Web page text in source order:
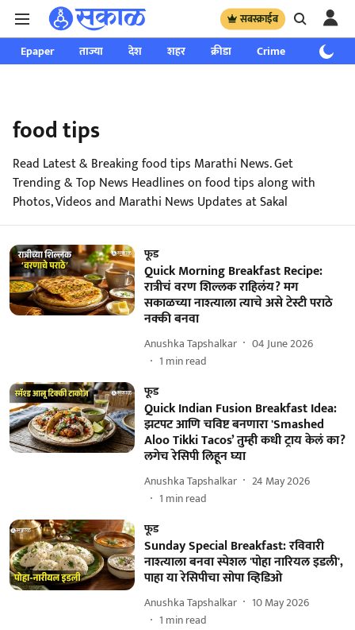
सबस्क्राईब
Epaper ताज्या देश शहर क्रीडा Crime साप्ताहिक
food tips
Read Latest & Breaking food tips Marathi News. Get
Trending & Top News Headlines on food tips along with
Photos, Videos and Marathi News Updates at Sakal
फूड
Quick Morning Breakfast Recipe:
रात्रीचं वरण शिल्लक राहिलंय? मग
सकाळच्या नाश्त्याला त्याचे असे टेस्टी पराठे
नक्की बनवा
Anushka Tapshalkar
04 June 2026
1 min read
फूड
Quick Indian Fusion Breakfast Idea:
झटपट आणि चविष्ट बनणारा 'Smashed
Aloo Tikki Tacos’ तुम्ही कधी ट्राय केलं का?
लगेच रेसिपी लिहून घ्या
Anushka Tapshalkar
24 May 2026
1 min read
फूड
Sunday Special Breakfast: रविवारी
नाश्त्याला बनवा स्पेशल 'पोहा नारियल इडली',
पाहा या रेसिपीचा सोपा व्हिडिओ
Anushka Tapshalkar
10 May 2026
1 min read